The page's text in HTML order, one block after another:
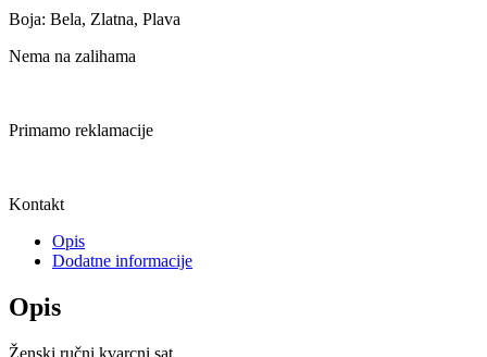
Boja: Bela, Zlatna, Plava
Nema na zalihama
Primamo reklamacije
Kontakt
Opis
Dodatne informacije
Opis
Ženski ručni kvarcni sat